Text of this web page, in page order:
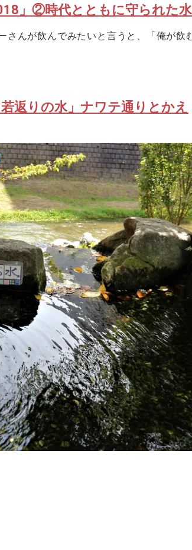
」②時代とともに守られた水
さんが飲んでみたいと言うと、「俺が飲
返りの水」ナワテ通りとかえ